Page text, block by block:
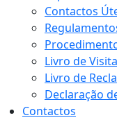
Contactos
Livro de
Livro de
Declaração
Contactos